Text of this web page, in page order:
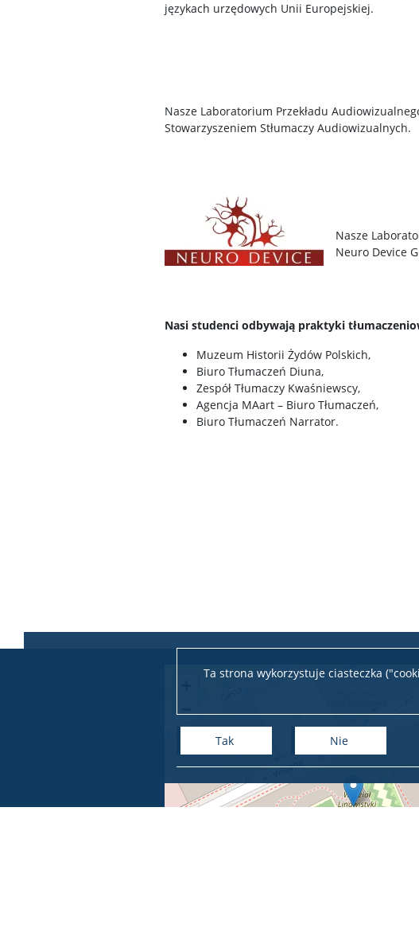
Ta strona wykorzystuje ciasteczka
Tak Nie
językach urzędowych Unii Europejskiej.
Nasze Laboratorium Przekładu
Stowarzyszeniem Stłumaczy Audiowizualnych.
Nasze
Neuro Device
Nasi studenci odbywają praktyki
Muzeum Historii Żydów Polskich,
Biuro Tłumaczeń Diuna,
Zespół Tłumaczy Kwaśniewscy,
Agencja MAart – Biuro Tłumaczeń,
Biuro Tłumaczeń Narrator.
−